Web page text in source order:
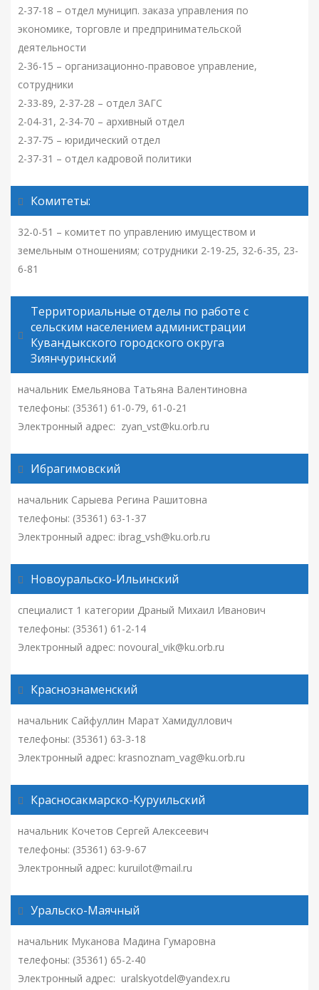
2-37-18 – отдел муницип. заказа управления по
экономике, торговле и предпринимательской
деятельности
2-36-15 – организационно-правовое управление,
сотрудники
2-33-89, 2-37-28 – отдел ЗАГС
2-04-31, 2-34-70 – архивный отдел
2-37-75 – юридический отдел
2-37-31 – отдел кадровой политики
Комитеты:
32-0-51 – комитет по управлению имуществом и
земельным отношениям; сотрудники 2-19-25, 32-6-35, 23-
6-81
Территориальные отделы по работе с
сельским населением администрации
Кувандыкского городского округа
Зиянчуринский
начальник Емельянова Татьяна Валентиновна
телефоны: (35361) 61-0-79, 61-0-21
Электронный адрес: zyan_vst@ku.orb.ru
Ибрагимовский
начальник Сарыева Регина Рашитовна
телефоны: (35361) 63-1-37
Электронный адрес: ibrag_vsh@ku.orb.ru
Новоуральско-Ильинский
специалист 1 категории Драный Михаил Иванович
телефоны: (35361) 61-2-14
Электронный адрес: novoural_vik@ku.orb.ru
Краснознаменский
начальник Сайфуллин Марат Хамидуллович
телефоны: (35361) 63-3-18
Электронный адрес: krasnoznam_vag@ku.orb.ru
Красносакмарско-Куруильский
начальник Кочетов Сергей Алексеевич
телефоны: (35361) 63-9-67
Электронный адрес: kuruilot@mail.ru
Уральско-Маячный
начальник Муканова Мадина Гумаровна
телефоны: (35361) 65-2-40
Электронный адрес: uralskyotdel@yandex.ru